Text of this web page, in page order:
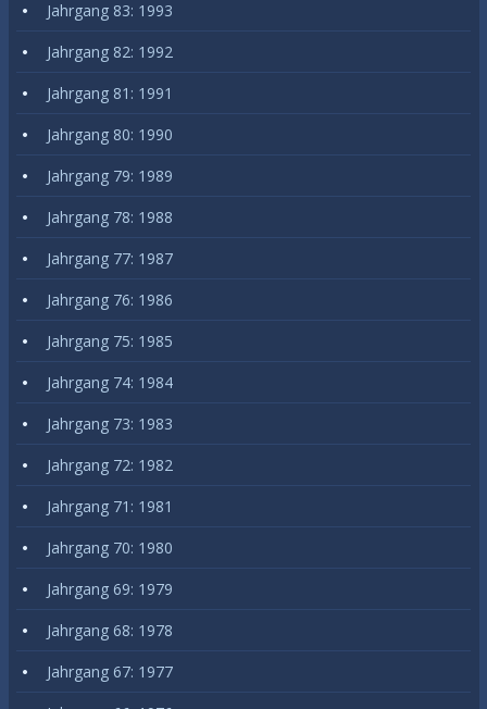
Jahrgang 83: 1993
Jahrgang 82: 1992
Jahrgang 81: 1991
Jahrgang 80: 1990
Jahrgang 79: 1989
Jahrgang 78: 1988
Jahrgang 77: 1987
Jahrgang 76: 1986
Jahrgang 75: 1985
Jahrgang 74: 1984
Jahrgang 73: 1983
Jahrgang 72: 1982
Jahrgang 71: 1981
Jahrgang 70: 1980
Jahrgang 69: 1979
Jahrgang 68: 1978
Jahrgang 67: 1977